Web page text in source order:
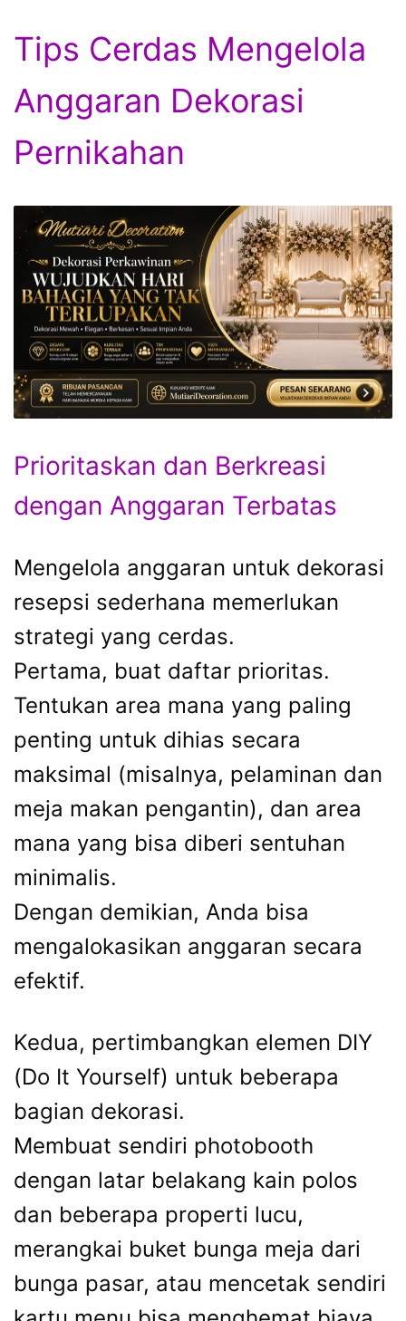
Tips Cerdas Mengelola
Anggaran Dekorasi
Pernikahan
Prioritaskan dan Berkreasi
dengan Anggaran Terbatas
Mengelola anggaran untuk dekorasi
resepsi sederhana memerlukan
strategi yang cerdas.
Pertama, buat daftar prioritas.
Tentukan area mana yang paling
penting untuk dihias secara
maksimal (misalnya, pelaminan dan
meja makan pengantin), dan area
mana yang bisa diberi sentuhan
minimalis.
Dengan demikian, Anda bisa
mengalokasikan anggaran secara
efektif.
Kedua, pertimbangkan elemen DIY
(Do It Yourself) untuk beberapa
bagian dekorasi.
Membuat sendiri photobooth
dengan latar belakang kain polos
dan beberapa properti lucu,
merangkai buket bunga meja dari
bunga pasar, atau mencetak sendiri